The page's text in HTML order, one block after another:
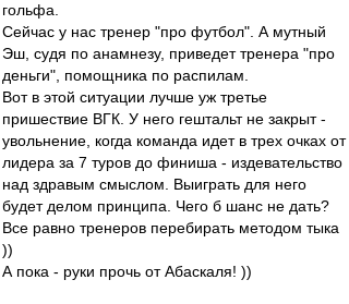
гольфа.
Сейчас у нас тренер "про футбол". А мутный
Эш, судя по анамнезу, приведет тренера "про
деньги", помощника по распилам.
Вот в этой ситуации лучше уж третье
пришествие ВГК. У него гештальт не закрыт -
увольнение, когда команда идет в трех очках от
лидера за 7 туров до финиша - издевательство
над здравым смыслом. Выиграть для него
будет делом принципа. Чего б шанс не дать?
Все равно тренеров перебирать методом тыка
))
А пока - руки прочь от Абаскаля! ))